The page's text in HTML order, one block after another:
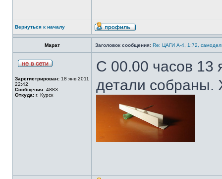
Вернуться к началу
Марат Заголовок сообщения: Re: ЦАГИ А-4, 1:72,
Зарегистрирован: 18 янв 2011
22:42
Сообщения: 4883
Откуда: г. Курск
С 00.00 часов 13
детали собраны.